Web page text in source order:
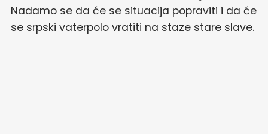
Nadamo se da će se situacija popraviti i da će
se srpski vaterpolo vratiti na staze stare slave.